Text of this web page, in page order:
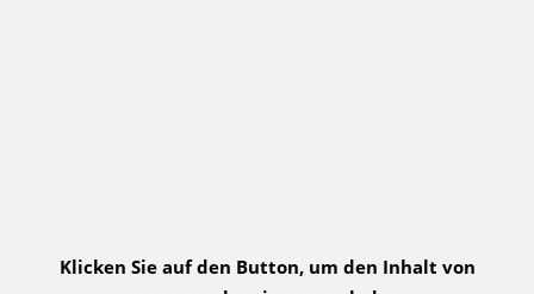
Klicken Sie auf den Button, um den Inhalt von